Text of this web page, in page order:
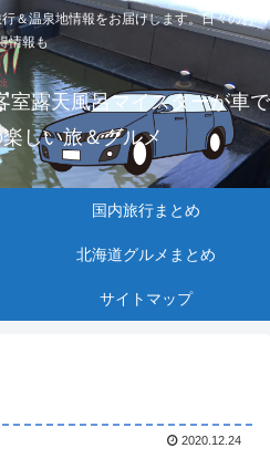
＆温泉地情報をお届けします。日々のお
情報も
室露天風呂マイスターが車で
しい旅＆グルメ
国内旅行まとめ
北海道グルメまとめ
サイトマップ
2020.12.24